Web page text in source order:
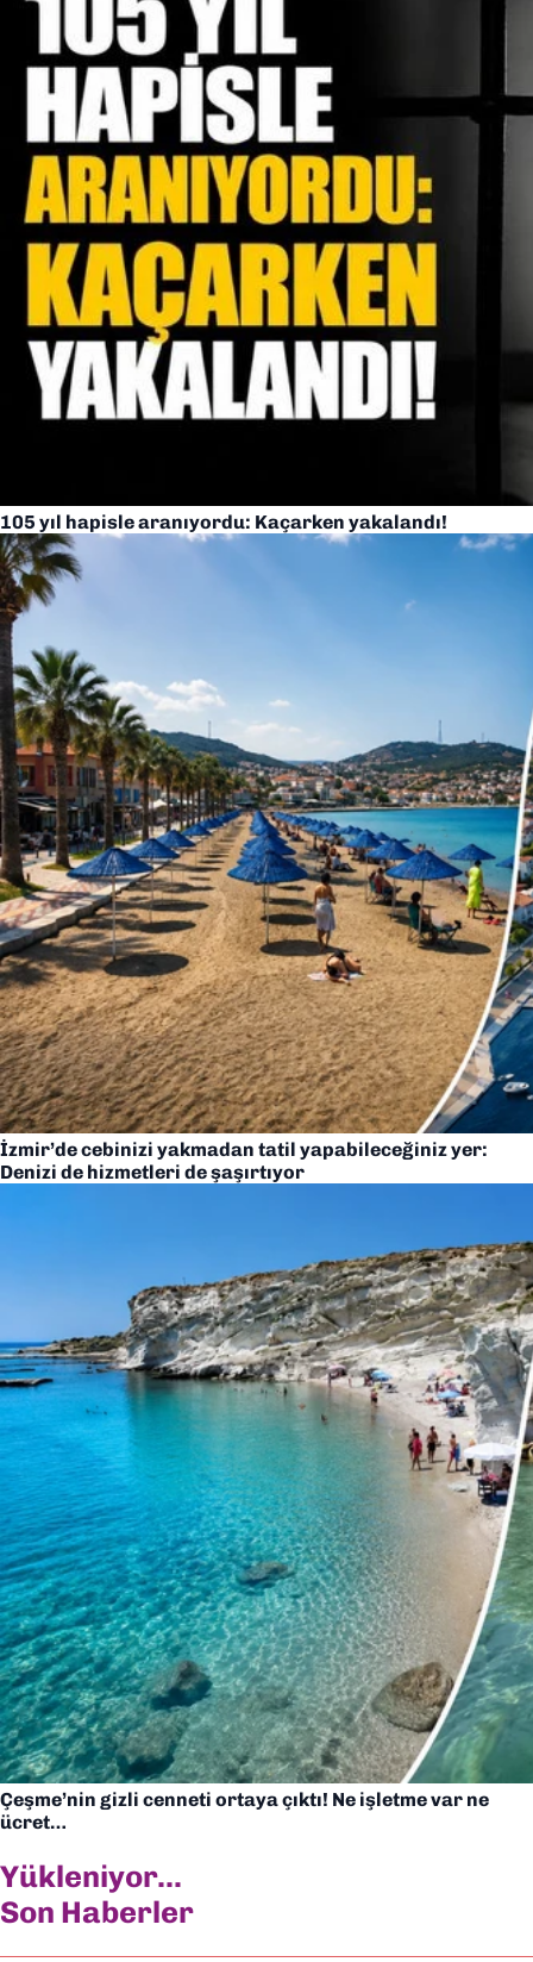
105 yıl hapisle aranıyordu: Kaçarken yakalandı!
İzmir’de cebinizi yakmadan tatil yapabileceğiniz yer:
Denizi de hizmetleri de şaşırtıyor
Çeşme’nin gizli cenneti ortaya çıktı! Ne işletme var ne
ücret…
Yükleniyor...
Son Haberler